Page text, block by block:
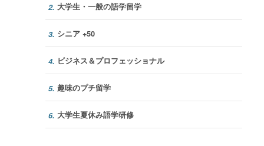
2. 大学生・一般の語学留学
3. シニア +50
4. ビジネス＆プロフェッショナル
5. 趣味のプチ留学
6. 大学生夏休み語学研修